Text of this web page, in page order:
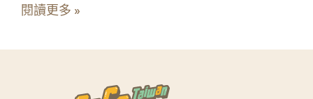
閱讀更多 »